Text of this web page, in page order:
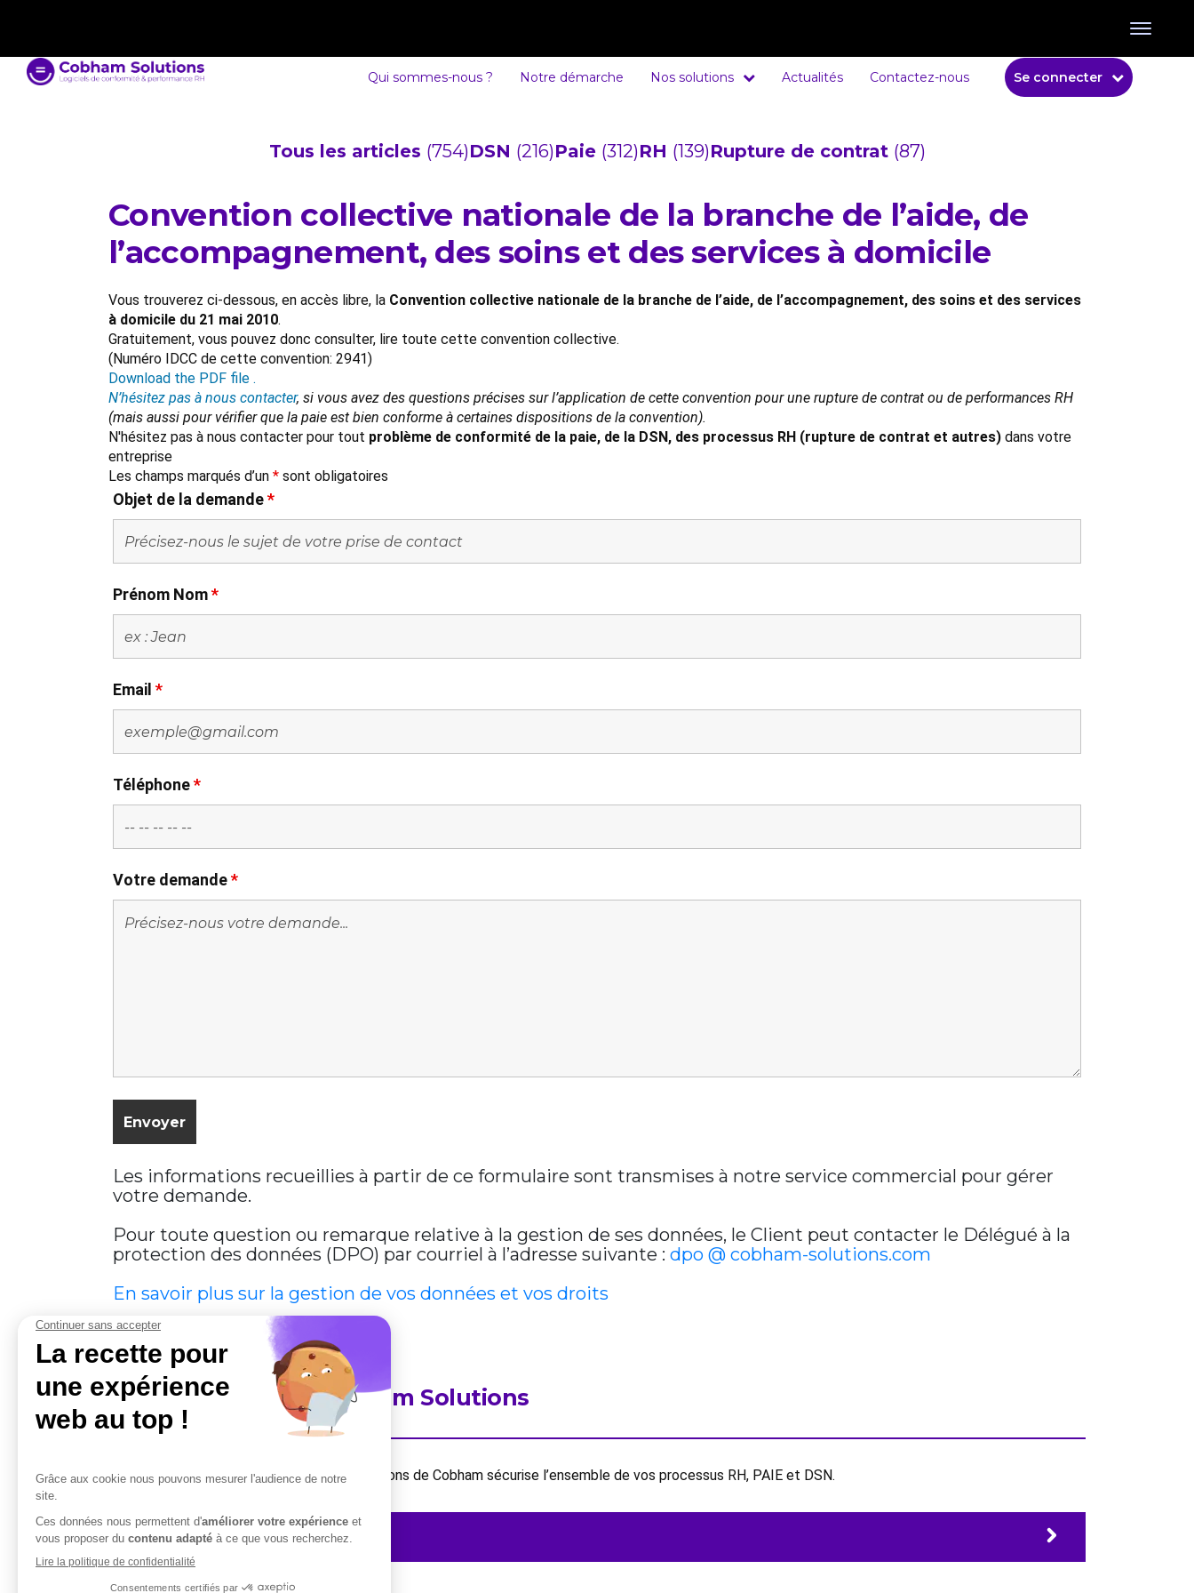
Qui sommes-nous ? Notre démarche Nos solutions Actualités Contactez-nous Se connecter
Tous les articles (754)DSN (216)Paie (312)RH (139)Rupture de contrat (87)
Convention collective nationale de la branche de l’aide, de
l’accompagnement, des soins et des services à domicile
Vous trouverez ci-dessous, en accès libre, la Convention collective nationale de la branche de l’aide, de l’accompagnement, des soins et des services
à domicile du 21 mai 2010.
Gratuitement, vous pouvez donc consulter, lire toute cette convention collective.
(Numéro IDCC de cette convention: 2941)
Download the PDF file .
N’hésitez pas à nous contacter, si vous avez des questions précises sur l’application de cette convention pour une rupture de contrat ou de performances RH
(mais aussi pour vérifier que la paie est bien conforme à certaines dispositions de la convention).
N'hésitez pas à nous contacter pour tout problème de conformité de la paie, de la DSN, des processus RH (rupture de contrat et autres) dans votre
entreprise
Les champs marqués d’un * sont obligatoires
Objet de la demande*
Prénom Nom*
Email *
Téléphone*
Votre demande*
Les informations recueillies à partir de ce formulaire sont transmises à notre service commercial pour gérer
votre demande.
Pour toute question ou remarque relative à la gestion de ses données, le Client peut contacter le Délégué à la
protection des données (DPO) par courriel à l’adresse suivante : dpo @ cobham-solutions.com
En savoir plus sur la gestion de vos données et vos droits
En savoir plus sur Cobham Solutions
Destiné aux professionnels, la suite de solutions de Cobham sécurise l’ensemble de vos processus RH, PAIE et DSN.
Contactez-nous